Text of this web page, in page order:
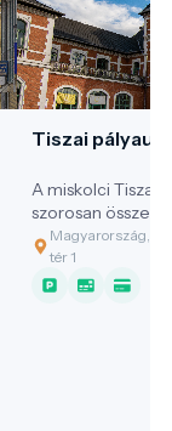
Tiszai
A miskolci Tiszai
szorosan
fejlődésével.
Magyarország,
tér 1